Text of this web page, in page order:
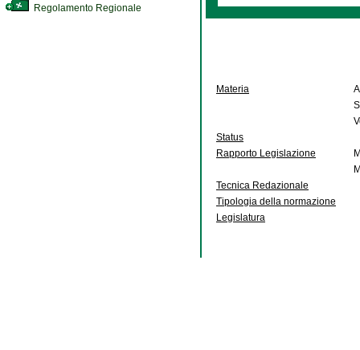
Regolamento Regionale
Materia
Status
Rapporto Legislazione
Tecnica Redazionale
Tipologia della normazione
Legislatura